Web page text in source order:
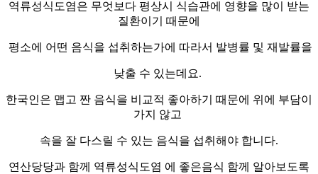
역류성식도염은 무엇보다 평상시 식습관에 영향을 많이 받는
질환이기 때문에
평소에 어떤 음식을 섭취하는가에 따라서 발병률 및 재발률을
낮출 수 있는데요.
한국인은 맵고 짠 음식을 비교적 좋아하기 때문에 위에 부담이
가지 않고
속을 잘 다스릴 수 있는 음식을 섭취해야 합니다.
연산당당과 함께 역류성식도염 에 좋은음식 함께 알아보도록